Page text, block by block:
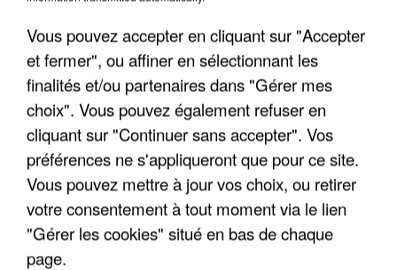
APRÈS TOUTES CES CANICULES, LES REFUGES
DE FAUNE SAUVAGE SONT...
Vous pouvez accepter en cliquant sur "Accepter
et fermer", ou affiner en sélectionnant les
finalités et/ou partenaires dans "Gérer mes
choix". Vous pouvez également refuser en
cliquant sur "Continuer sans accepter". Vos
préférences ne s'appliqueront que pour ce site.
Vous pouvez mettre à jour vos choix, ou retirer
votre consentement à tout moment via le lien
"Gérer les cookies" situé en bas de chaque
page.